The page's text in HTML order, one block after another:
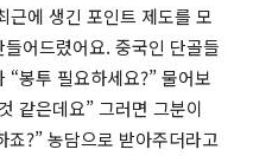
근에 생긴 포인트 제도를 모
어드렸어요. 중국인 단골들
봉투 필요하세요?” 물어보
같은데요” 그러면 그분이
죠?” 농담으로 받아주더라고